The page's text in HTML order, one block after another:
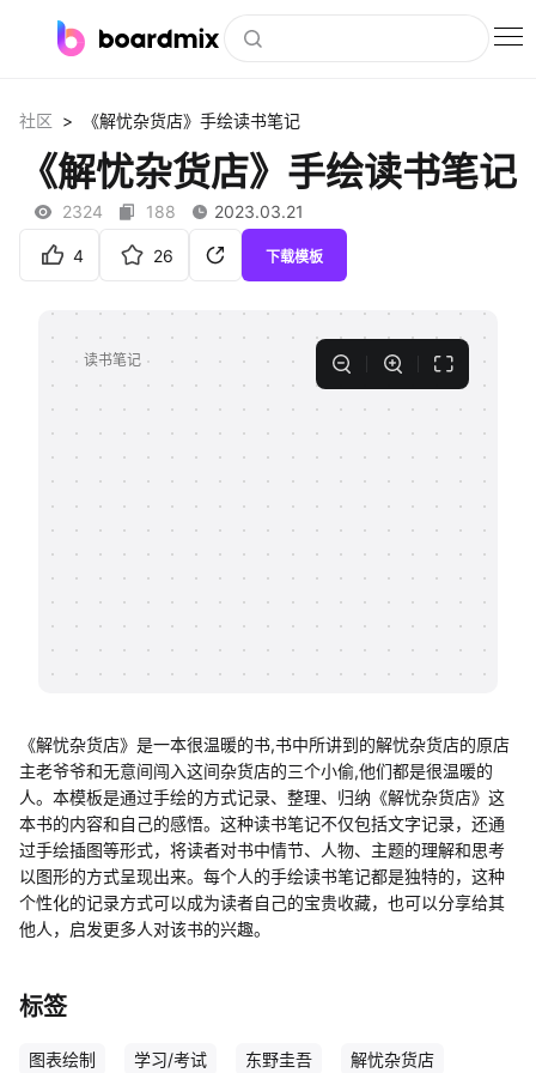
社区资源
下载
私有化部署
客户案例
支持
社区 > 《解忧杂货店》手绘读书笔记
《解忧杂货店》手绘读书笔记
2324 188 2023.03.21
4 26 下载模板
《解忧杂货店》是一本很温暖的书,书中所讲到的解忧杂货店的原店
主老爷爷和无意间闯入这间杂货店的三个小偷,他们都是很温暖的
人。本模板是通过手绘的方式记录、整理、归纳《解忧杂货店》这
本书的内容和自己的感悟。这种读书笔记不仅包括文字记录，还通
过手绘插图等形式，将读者对书中情节、人物、主题的理解和思考
以图形的方式呈现出来。每个人的手绘读书笔记都是独特的，这种
个性化的记录方式可以成为读者自己的宝贵收藏，也可以分享给其
他人，启发更多人对该书的兴趣。
标签
图表绘制 学习/考试 东野圭吾 解忧杂货店